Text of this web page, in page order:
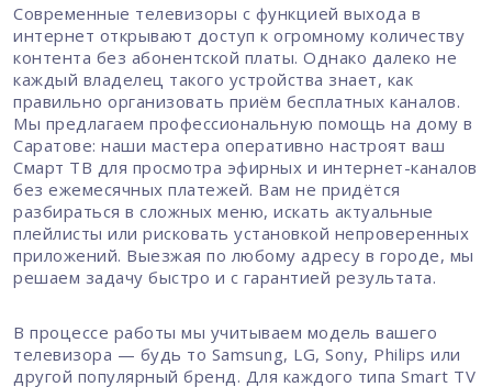
Современные телевизоры с функцией выхода в
интернет открывают доступ к огромному количеству
контента без абонентской платы. Однако далеко не
каждый владелец такого устройства знает, как
правильно организовать приём бесплатных каналов.
Мы предлагаем профессиональную помощь на дому в
Саратове: наши мастера оперативно настроят ваш
Смарт ТВ для просмотра эфирных и интернет-каналов
без ежемесячных платежей. Вам не придётся
разбираться в сложных меню, искать актуальные
плейлисты или рисковать установкой непроверенных
приложений. Выезжая по любому адресу в городе, мы
решаем задачу быстро и с гарантией результата.
В процессе работы мы учитываем модель вашего
телевизора — будь то Samsung, LG, Sony, Philips или
другой популярный бренд. Для каждого типа Smart TV